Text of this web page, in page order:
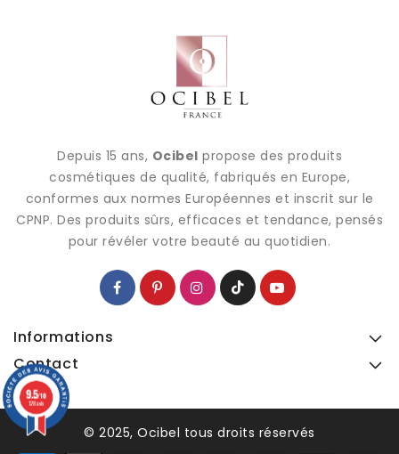
Depuis 15 ans, Ocibel propose des produits
cosmétiques de qualité, fabriqués en Europe,
conformes aux normes Européennes et inscrit sur le
CPNP. Des produits sûrs, efficaces et tendance, pensés
pour révéler votre beauté au quotidien.
Informations
Contact
© 2025, Ocibel tous droits réservés
9.5/10
128 avis
9.5/10
128 avis